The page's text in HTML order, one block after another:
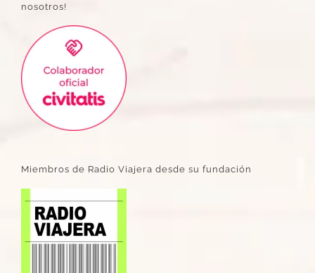
nosotros!
Miembros de Radio Viajera desde su fundación